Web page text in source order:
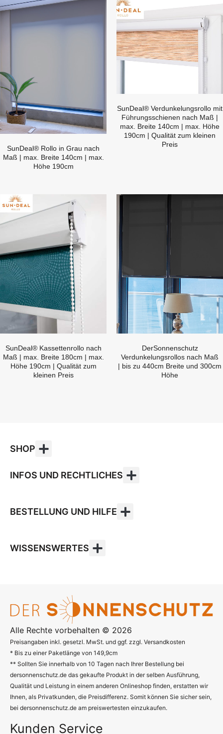
SunDeal® Rollo in Grau nach
Maß | max. Breite 140cm | max.
Höhe 190cm
SunDeal® Verdunkelungsrollo mit
Führungsschienen nach Maß |
max. Breite 140cm | max. Höhe
190cm | Qualität zum kleinen
Preis
SunDeal® Kassettenrollo nach
Maß | max. Breite 180cm | max.
Höhe 190cm | Qualität zum
kleinen Preis
DerSonnenschutz
Verdunkelungsrollos nach Maß
| bis zu 440cm Breite und 300cm
Höhe
SHOP
INFOS UND RECHTLICHES
BESTELLUNG UND HILFE
WISSENSWERTES
Alle Rechte vorbehalten © 2026
Preisangaben inkl. gesetzl. MwSt. und ggf. zzgl. Versandkosten
* Bis zu einer Paketlänge von 149,9cm
** Sollten Sie innerhalb von 10 Tagen nach Ihrer Bestellung bei
dersonnenschutz.de das gekaufte Produkt in der selben Ausführung,
Qualität und Leistung in einem anderen Onlineshop finden, erstatten wir
Ihnen, als Privatkunden, die Preisdifferenz. Somit können Sie sicher sein,
bei dersonnenschutz.de am preiswertesten einzukaufen.
Kunden Service